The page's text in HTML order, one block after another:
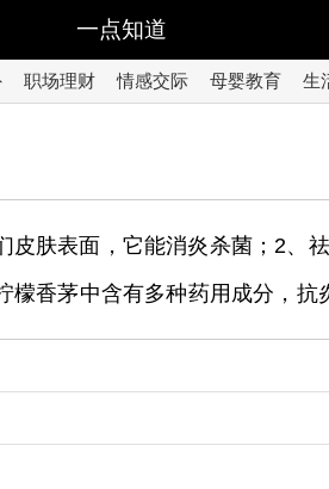
一点知道
职场理财 情感交际 母婴教育 生
肤表面，它能消炎杀菌；2、
香茅中含有多种药用成分，抗